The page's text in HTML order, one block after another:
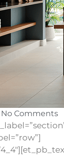
No Comments